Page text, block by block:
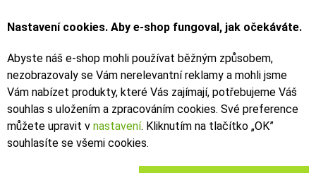
Obchodní podmínky
Faktury
Bezpečné on-line platby dodává ComGate
Nastavení cookies. Aby e-shop fungoval, jak očekáváte.
Abyste náš e-shop mohli používat běžným způsobem,
nezobrazovaly se Vám nerelevantní reklamy a mohli jsme
Vám nabízet produkty, které Vás zajímají, potřebujeme Váš
souhlas s uložením a zpracováním cookies. Své preference
můžete upravit v nastavení. Kliknutím na tlačítko „OK”
souhlasíte se všemi cookies.